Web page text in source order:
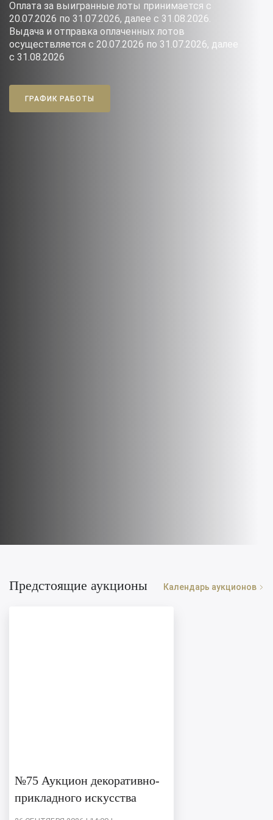
Оплата за выигранные лоты принимается с
20.07.2026 по 31.07.2026, далее с 31.08.2026.
Выдача и отправка оплаченных лотов
осуществляется с 20.07.2026 по 31.07.2026, далее
с 31.08.2026
ГРАФИК РАБОТЫ
Живописные шедевры и редкости
декоративно-прикладного искусства на
аукционах "Альтерс".
О НАС
Предстоящие аукционы Календарь аукционов
№75 Аукцион декоративно-
прикладного искусства